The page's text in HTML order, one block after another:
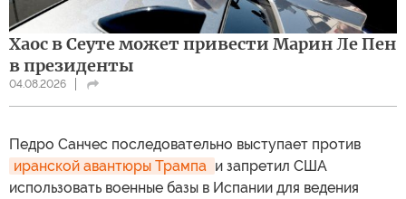
Хаос в Сеуте может привести Марин Ле Пен
в президенты
04.08.2026
Педро Санчес последовательно выступает против
иранской авантюры Трампа и запретил США
использовать военные базы в Испании для ведения